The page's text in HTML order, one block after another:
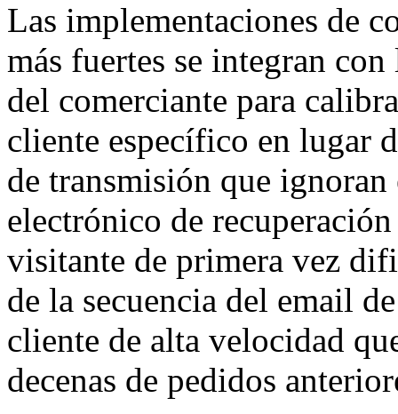
Las implementaciones de
más fuertes se integran
del comerciante para
cliente específico en lugar
de transmisión que
electrónico de
visitante de primera vez
de la secuencia del email
cliente de alta velocidad
decenas de pedidos